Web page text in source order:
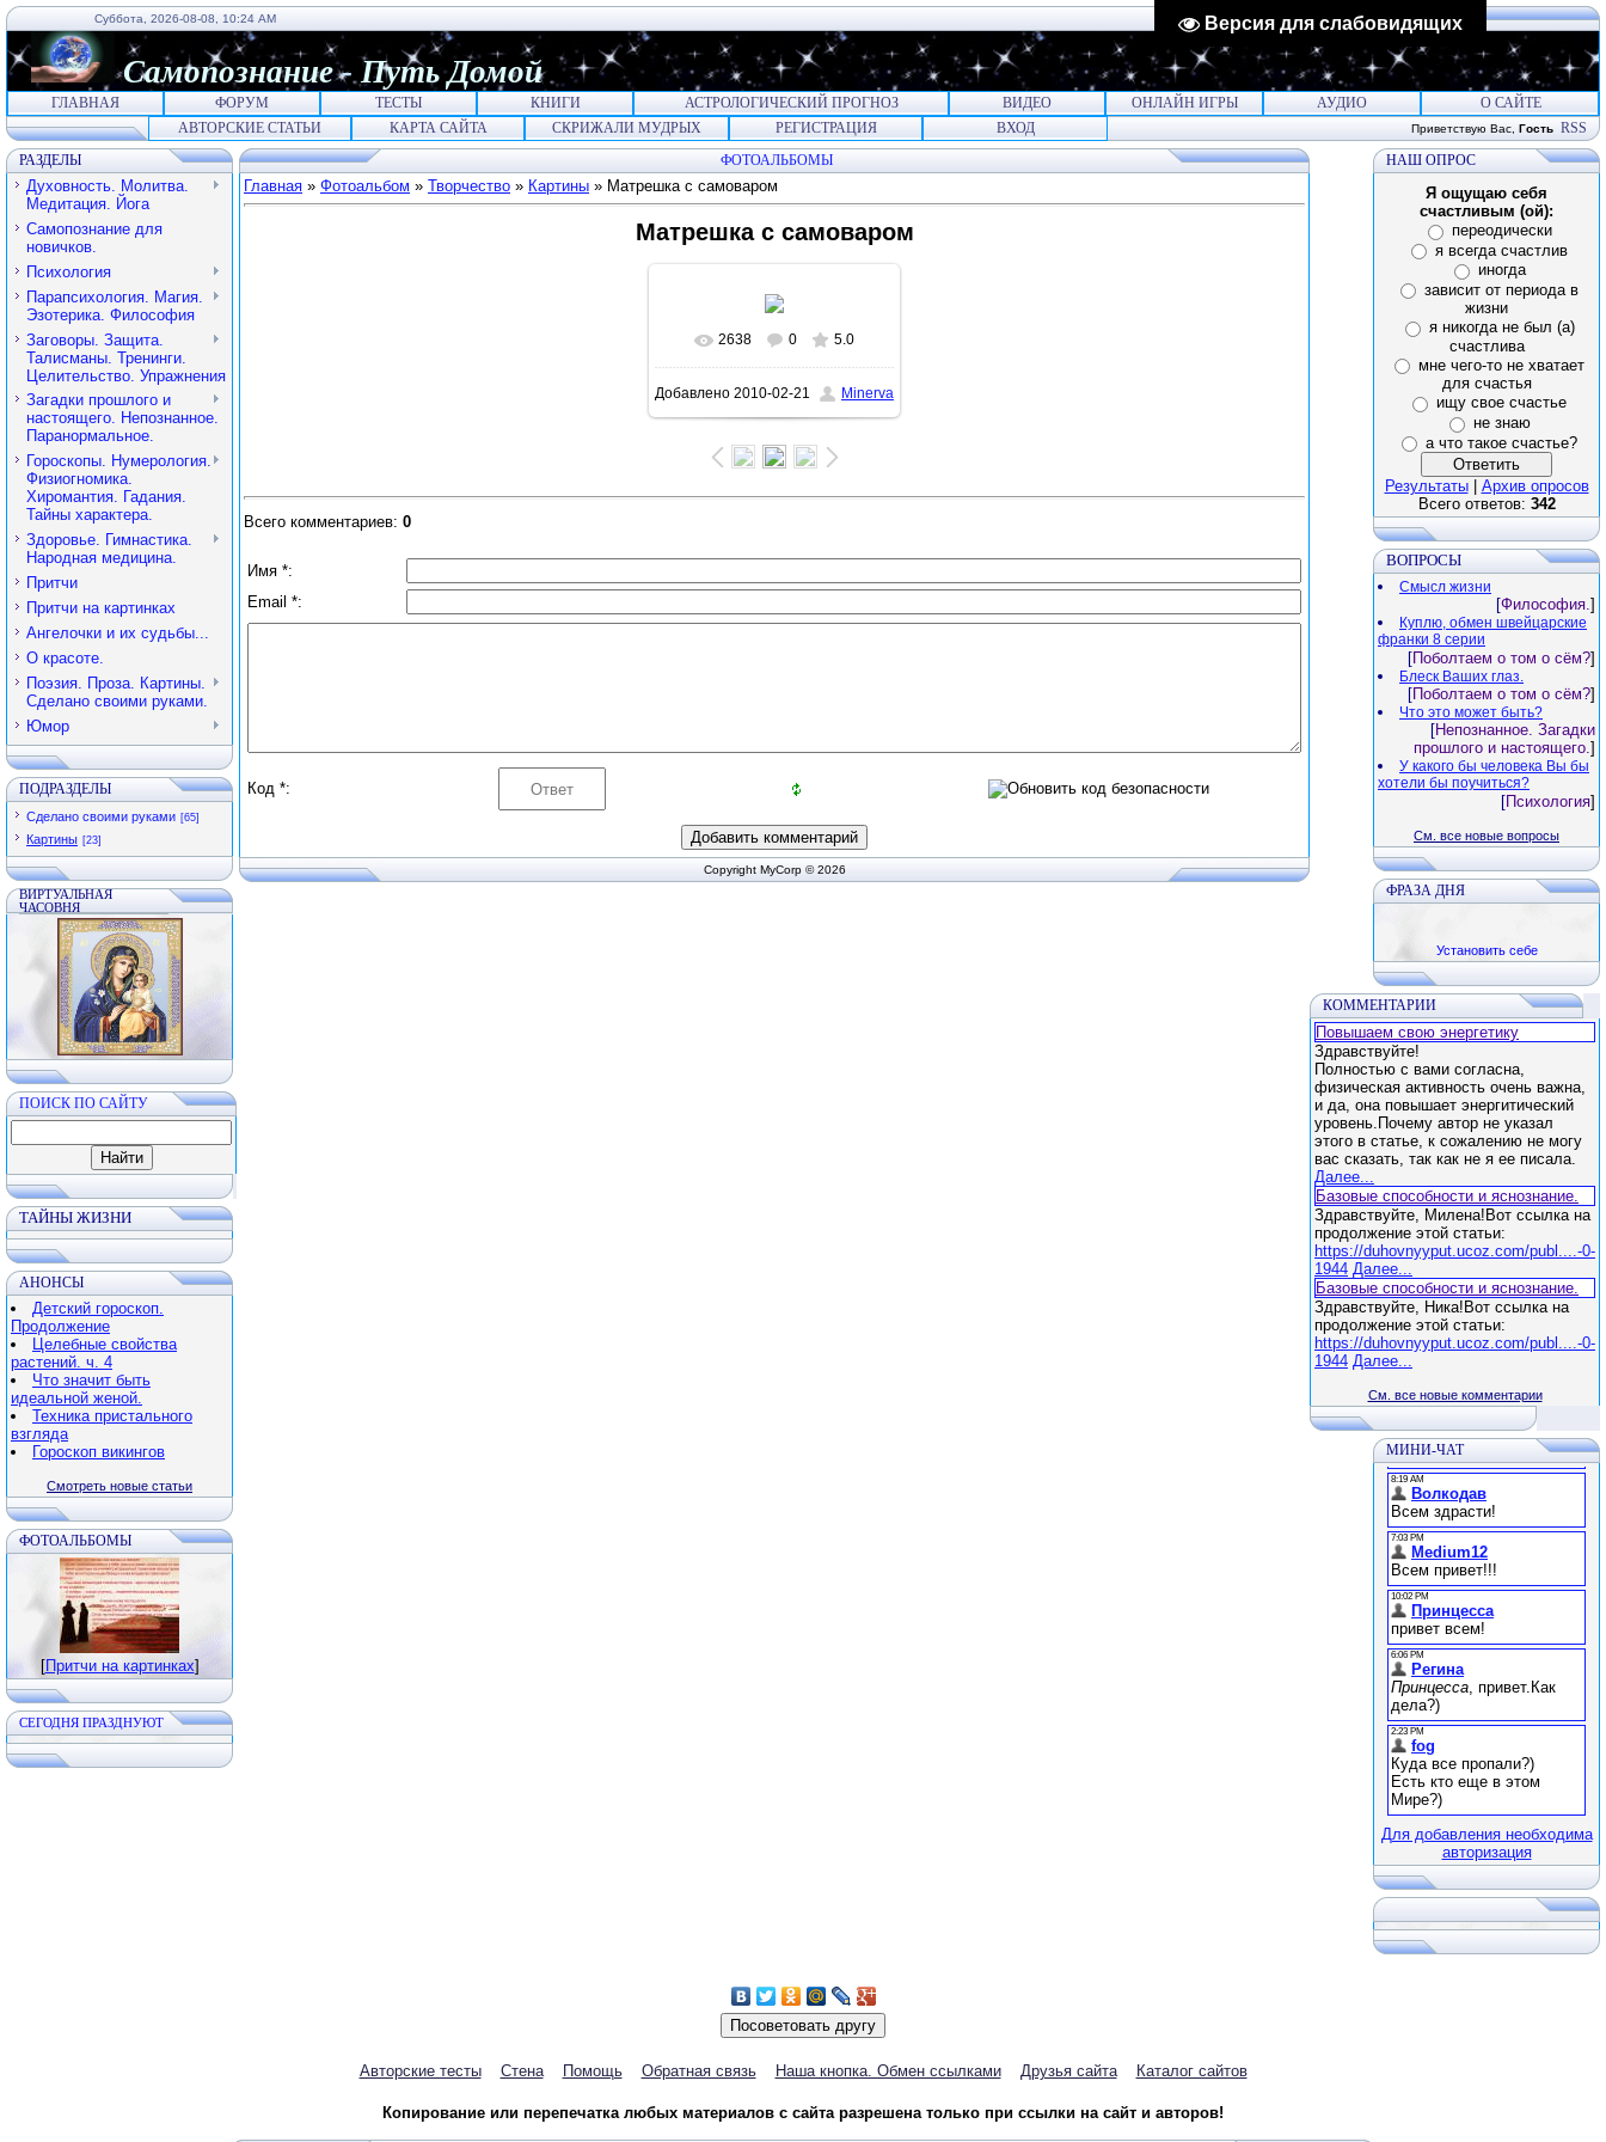
Версия для слабовидящих
Суббота, 2026-08-08, 10:24 AM
Самопознание- Путь Домой
ГЛАВНАЯ ФОРУМ ТЕСТЫ КНИГИ АСТРОЛОГИЧЕСКИЙ ПРОГНОЗ ВИДЕО ОНЛАЙН ИГРЫ АУДИО
О САЙТЕ
АВТОРСКИЕ СТАТЬИ
КАРТА САЙТА СКРИЖАЛИ МУДРЫХ РЕГИСТРАЦИЯ ВХОД Приветствую Вас Гость RSS
РАЗДЕЛЫ
Духовность. Молитва.
Медитация. Йога
Самопознание для
новичков.
Психология
Парапсихология. Магия.
Эзотерика. Философия
Заговоры. Защита.
Талисманы. Тренинги.
Целительство. Упражнения
Загадки прошлого и
настоящего. Непознанное.
Паранормальное.
Гороскопы. Нумерология.
Физиогномика.
Хиромантия. Гадания.
Тайны характера.
Здоровье. Гимнастика.
Народная медицина.
Притчи
Притчи на картинках
Ангелочки и их судьбы...
О красоте.
Поэзия. Проза. Картины.
Сделано своими руками.
Юмор
ПОДРАЗДЕЛЫ
Сделано своими руками [65]
Картины [23]
ВИРТУАЛЬНАЯ
ЧАСОВНЯ
ПОИСК ПО САЙТУ
ТАЙНЫ ЖИЗНИ
АНОНСЫ
Детский гороскоп.
Продолжение
Целебные свойства
растений. ч. 4
Что значит быть
идеальной женой.
Техника пристального
взгляда
Гороскоп викингов
Смотреть новые статьи
ФОТОАЛЬБОМЫ
[Притчи на картинках]
CЕГОДНЯ ПРАЗДНУЮТ
ФОТОАЛЬБОМЫ
Главная » Фотоальбом » Творчество » Картины » Матрешка с самоваром
Матрешка с самоваром
В реальном размере
902x900 / 286.6Kb
2638 0 5.0
Добавлено 2010-02-21 Minerva
Всего комментариев: 0
Имя *:
Email *:
Код *:
Copyright MyCorp © 2026
НАШ ОПРОС
Я ощущаю себя
счастливым (ой):
переодически
я всегда счастлив
иногда
зависит от периода в
жизни
я никогда не был (а)
счастлива
мне чего-то не хватает
для счастья
ищу свое счастье
не знаю
а что такое счастье?
Результаты| Архив опросов
Всего ответов: 342
ВОПРОСЫ
Смысл жизни
[Философия.]
Куплю, обмен швейцарские
франки 8 серии
[Поболтаем о том о сём?]
Блеск Ваших глаз.
[Поболтаем о том о сём?]
Что это может быть?
[Непознанное. Загадки
прошлого и настоящего.]
У какого бы человека Вы бы
хотели бы поучиться?
[Психология]
См. все новые вопросы
ФРАЗА ДНЯ
Установить себе
КОММЕНТАРИИ
Повышаем свою энергетику
Здравствуйте!
Полностью с вами согласна,
физическая активность очень важна,
и да, она повышает энергитический
уровень.Почему автор не указал
этого в статье, к сожалению не могу
вас сказать, так как не я ее писала.
Далее...
Базовые способности и яснознание.
Здравствуйте, Милена!Вот ссылка на
продолжение этой статьи:
https://duhovnyyput.ucoz.com/publ....-0-
1944 Далее...
Базовые способности и яснознание.
Здравствуйте, Ника!Вот ссылка на
продолжение этой статьи:
https://duhovnyyput.ucoz.com/publ....-0-
1944 Далее...
См. все новые комментарии
МИНИ-ЧАТ
Для добавления необходима
авторизация
Авторские тесты Стена Помощь Обратная связь Наша кнопка. Обмен ссылками Друзья сайта Каталог сайтов
Копирование или перепечатка любых материалов с сайта разрешена только при ссылки на сайт и авторов!